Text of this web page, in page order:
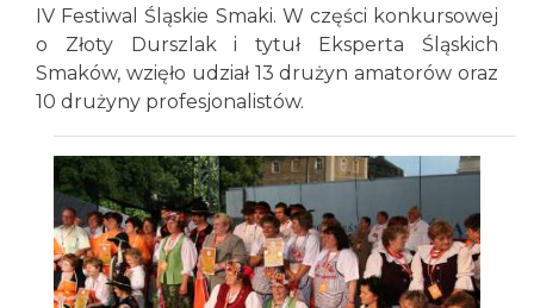
IV Festiwal Śląskie Smaki. W części konkursowej
o Złoty Durszlak i tytuł Eksperta Śląskich
Smaków, wzięło udział 13 drużyn amatorów oraz
10 drużyny profesjonalistów.